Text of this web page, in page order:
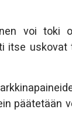
voi toki
itse
päätetään